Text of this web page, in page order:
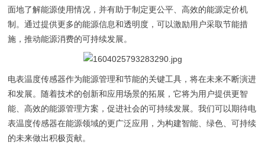
面地了解能源使用情况，并有助于制定更公平、高效的能源定价机
制。通过提供更多的能源信息和透明度，可以激励用户采取节能措
施，推动能源消费的可持续发展。
电表温度传感器作为能源管理和节能的关键工具，将在未来不断演进
和发展。随着技术的创新和应用场景的拓展，它将为用户提供更智
能、高效的能源管理方案，促进社会的可持续发展。我们可以期待电
表温度传感器在能源领域的更广泛应用，为构建智能、绿色、可持续
的未来做出积极贡献。